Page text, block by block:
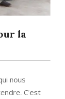
la
nous
C'est